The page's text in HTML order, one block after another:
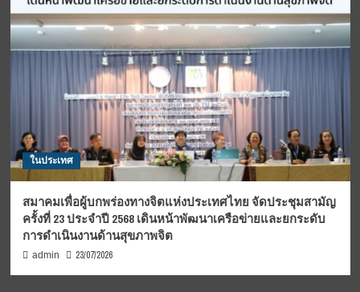
ในประเทศ
สมาคมเพื่อผู้บกพร่องทางจิตแห่งประเทศไทย จัดประชุมสามัญ
ครั้งที่ 23 ประจำปี 2568 เดินหน้าพัฒนาเครือข่ายและยกระดับ
การดำเนินงานด้านสุขภาพจิต
admin 23/07/2026